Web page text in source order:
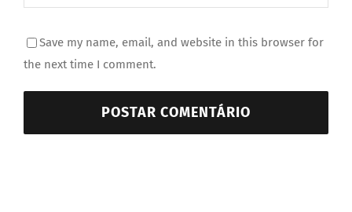
Save my name, email, and website in this browser for
the next time I comment.